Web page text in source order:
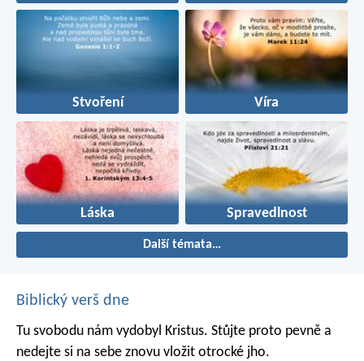
Stvoření Víra
Láska Spravedlnost
Další témata…
Biblický verš dne
Tu svobodu nám vydobyl Kristus. Stůjte proto pevně a
nedejte si na sebe znovu vložit otrocké jho.